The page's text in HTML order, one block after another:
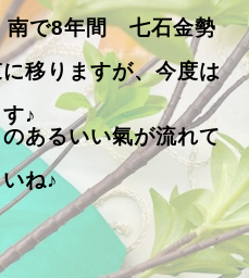
で8年間 七石金勢
移りますが、今度は
♪
るいい氣が流れて
ね♪